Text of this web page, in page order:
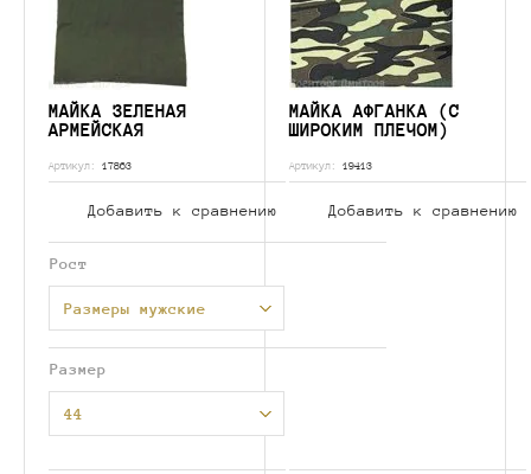
МАЙКА ЗЕЛЕНАЯ
АРМЕЙСКАЯ
Артикул: 17863
Добавить к сравнению
Рост
Размеры мужские
Размер
44
МАЙКА АФГАНКА (С
ШИРОКИМ ПЛЕЧОМ)
Артикул: 19413
Добавить к сравнению